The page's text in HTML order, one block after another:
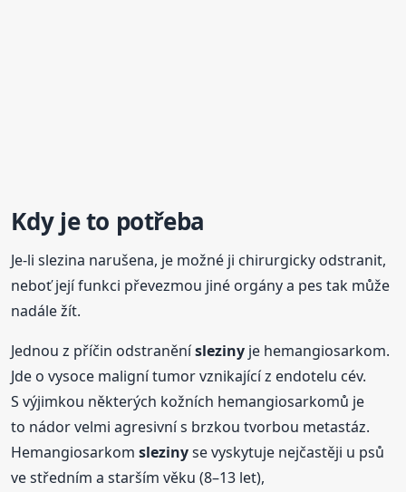
Kdy je to potřeba
Je-li slezina narušena, je možné ji chirurgicky odstranit,
neboť její funkci převezmou jiné orgány a pes tak může
nadále žít.
Jednou z příčin odstraněnísleziny je hemangiosarkom.
Jde o vysoce maligní tumor vznikající z endotelu cév.
S výjimkou některých kožních hemangiosarkomů je
to nádor velmi agresivní s brzkou tvorbou metastáz.
Hemangiosarkomslezinyse vyskytuje nejčastěji u psů
ve středním a starším věku (8–13 let),